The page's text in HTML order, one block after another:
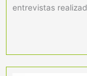
entrevistas